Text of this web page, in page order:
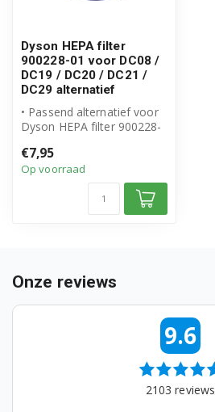
Dyson HEPA filter
900228-01 voor DC08 /
DC19 / DC20 / DC21 /
DC29 alternatief
• Passend alternatief voor
Dyson HEPA filter 900228-
• Filtert fijne stofdeel...
€7,95
Op voorraad
Onze reviews
9.6
2103 reviews